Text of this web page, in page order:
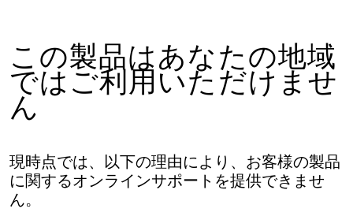
この製品はあなたの地域
ではご利用いただけませ
ん
現時点では、以下の理由により、お客様の製品
に関するオンラインサポートを提供できませ
ん。